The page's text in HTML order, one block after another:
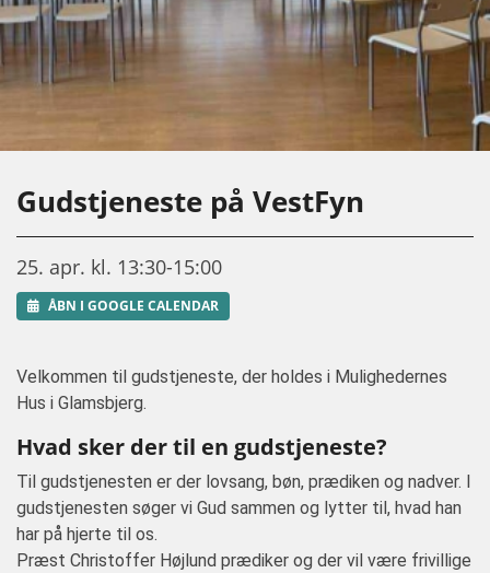
Gudstjeneste på VestFyn
25. apr. kl. 13:30-15:00
ÅBN I GOOGLE CALENDAR
Velkommen til gudstjeneste, der holdes i Mulighedernes
Hus i Glamsbjerg.
Hvad sker der til en gudstjeneste?
Til gudstjenesten er der lovsang, bøn, prædiken og nadver. I
gudstjenesten søger vi Gud sammen og lytter til, hvad han
har på hjerte til os.
Præst Christoffer Højlund prædiker og der vil være frivillige